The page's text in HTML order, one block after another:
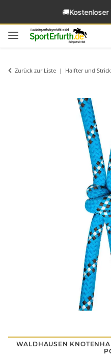
🚚
Zurück zur Liste Halfter und
WALDHAUSEN